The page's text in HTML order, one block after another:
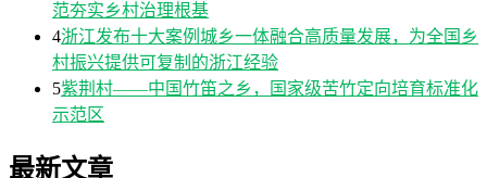
范夯实乡村治理根基
4浙江发布十大案例城乡一体融合高质量发展，为全国乡
村振兴提供可复制的浙江经验
5紫荆村——中国竹笛之乡，国家级苦竹定向培育标准化
示范区
最新文章